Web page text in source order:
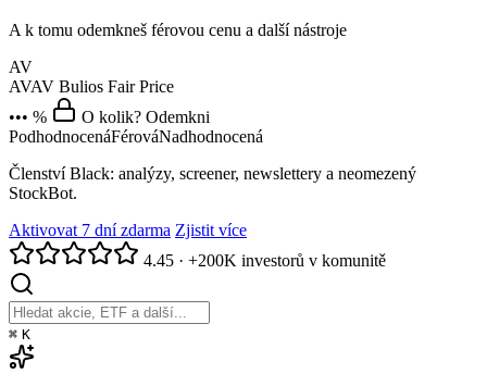
A k tomu odemkneš férovou cenu a další nástroje
AV
AVAV Bulios Fair Price
••• %
O kolik? Odemkni
PodhodnocenáFérováNadhodnocená
Členství Black: analýzy, screener, newslettery a neomezený
StockBot.
Aktivovat 7 dní zdarma Zjistit více
4.45 · +200K investorů v komunitě
⌘ K